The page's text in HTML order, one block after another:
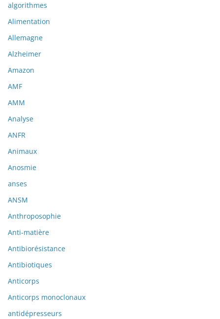
algorithmes
Alimentation
Allemagne
Alzheimer
Amazon
AMF
AMM
Analyse
ANFR
Animaux
Anosmie
anses
ANSM
Anthroposophie
Anti-matière
Antibiorésistance
Antibiotiques
Anticorps
Anticorps monoclonaux
antidépresseurs